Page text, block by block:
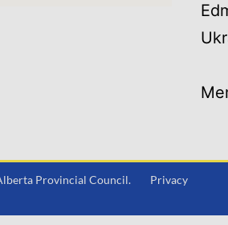
Alberta Provincial Council. Privacy